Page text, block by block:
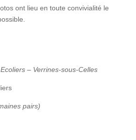
ont lieu en toute convivialité le
– Verrines-sous-Celles
pairs)